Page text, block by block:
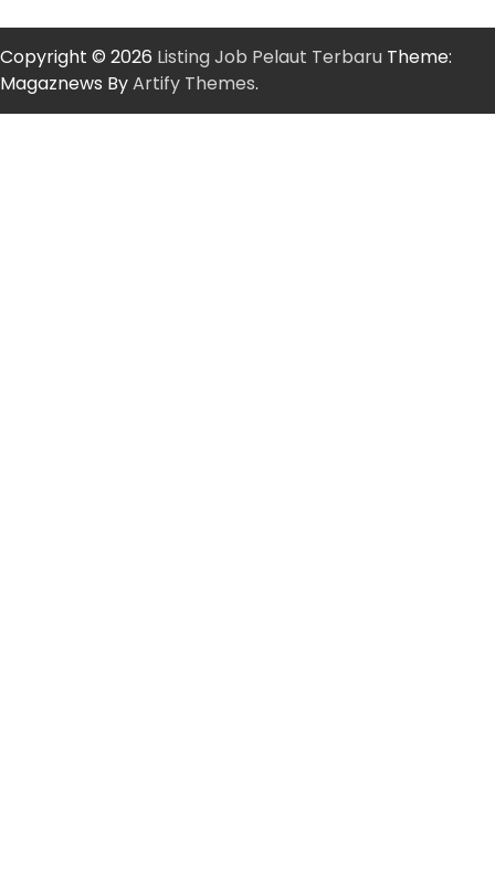
Copyright © 2026 Listing Job Pelaut Terbaru Theme:
Magaznews ByArtify Themes.